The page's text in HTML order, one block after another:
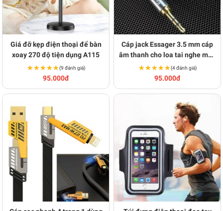
Giá đỡ kẹp điện thoại để bàn
xoay 270 độ tiện dụng A115
★★★★★
★★★★★(9 đánh giá)
95.000đ
Cáp jack Essager 3.5 mm cáp
âm thanh cho loa tai nghe máy
tính ô tô BA1515
★★★★★
★★★★★(4 đánh giá)
95.000đ